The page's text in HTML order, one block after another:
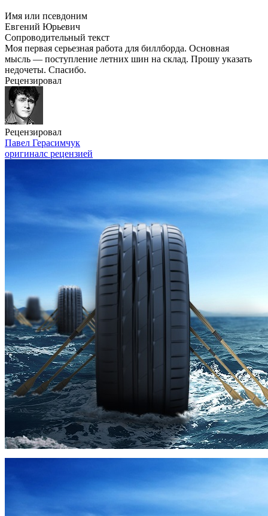
Имя или псевдоним
Евгений Юрьевич
Сопроводительный текст
Моя первая серьезная работа для биллборда. Основная
мысль — поступление летних шин на склад. Прошу указать
недочеты. Спасибо.
Рецензировал
Рецензировал
Павел Герасимчук
оригиналс рецензией